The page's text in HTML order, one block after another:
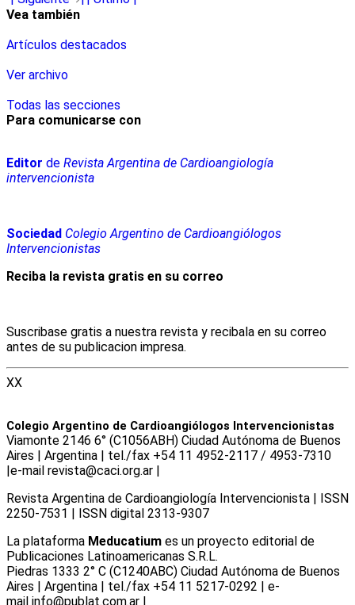
Vea también
Artículos destacados
Ver archivo
Todas las secciones
Para comunicarse con
Editor de Revista Argentina de Cardioangiología
intervencionista
Sociedad Colegio Argentino de Cardioangiólogos
Intervencionistas
Reciba la revista gratis en su correo
Suscribase gratis a nuestra revista y recibala en su correo
antes de su publicacion impresa.
XX
Colegio Argentino de Cardioangiólogos Intervencionistas
Viamonte 2146 6° (C1056ABH) Ciudad Autónoma de Buenos
Aires | Argentina | tel./fax +54 11 4952-2117 / 4953-7310
|e-mail revista@caci.org.ar |
Revista Argentina de Cardioangiologí­a Intervencionista | ISSN
2250-7531 | ISSN digital 2313-9307
La plataforma Meducatium es un proyecto editorial de
Publicaciones Latinoamericanas S.R.L.
Piedras 1333 2° C (C1240ABC) Ciudad Autónoma de Buenos
Aires | Argentina | tel./fax +54 11 5217-0292 | e-
mail info@publat.com.ar |